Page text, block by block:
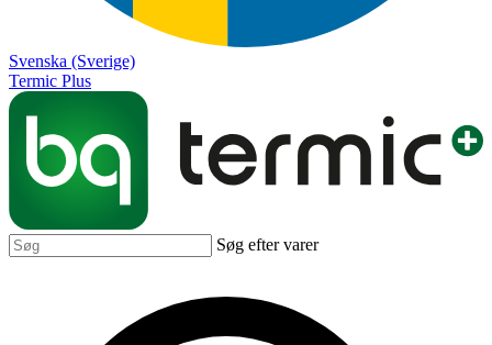
Svenska (Sverige)
Termic Plus
Søg efter varer